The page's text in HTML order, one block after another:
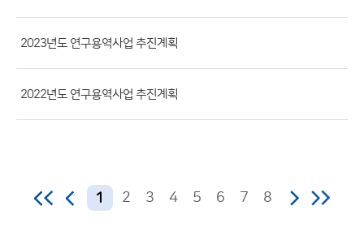
2023년도 연구용역사업 추진계획
2022년도 연구용역사업 추진계획
1 2 3 4 5 6 7 8